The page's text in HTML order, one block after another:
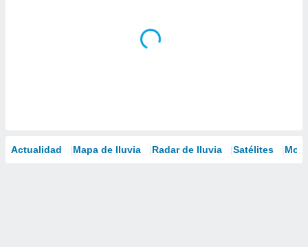
Actualidad Mapa de lluvia Radar de lluvia Satélites